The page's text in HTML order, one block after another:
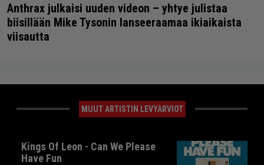
Anthrax julkaisi uuden videon – yhtye julistaa
biisillään Mike Tysonin lanseeraamaa ikiaikaista
viisautta
MUUT ARTISTIN LEVYARVIOT
Kings Of Leon - Can We Please
Have Fun